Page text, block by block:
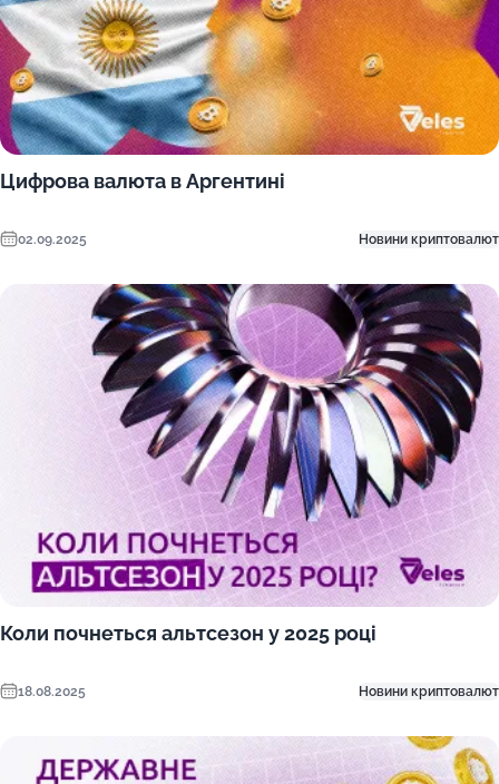
Цифрова валюта в Аргентині
02.09.2025 Новини криптовалют
Коли почнеться альтсезон у 2025 році
18.08.2025 Новини криптовалют